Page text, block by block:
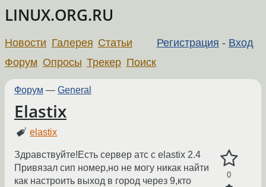
LINUX.ORG.RU
Регистрация - Вход
Новости Галерея Статьи
Форум Опросы Трекер Поиск
Форум — General
Elastix
elastix
0
Здравствуйте!Есть сервер атс с elastix 2.4
Привязал сип номер,но не могу никак найти
как настроить выход в город через 9,кто